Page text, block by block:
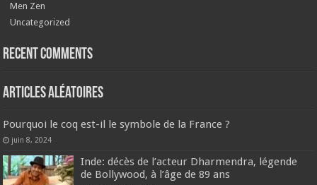
Men Zen
Uncategorized
Recent Comments
Articles aléatoires
Pourquoi le coq est-il le symbole de la France ?
juin 8, 2024
Inde: décès de l’acteur Dharmendra, légende
de Bollywood, à l’âge de 89 ans